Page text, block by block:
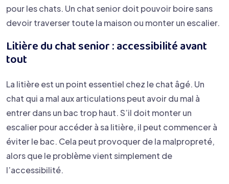
pour les chats. Un chat senior doit pouvoir boire sans
devoir traverser toute la maison ou monter un escalier.
Litière du chat senior : accessibilité avant
tout
La litière est un point essentiel chez le chat âgé. Un
chat qui a mal aux articulations peut avoir du mal à
entrer dans un bac trop haut. S’il doit monter un
escalier pour accéder à sa litière, il peut commencer à
éviter le bac. Cela peut provoquer de la malpropreté,
alors que le problème vient simplement de
l’accessibilité.